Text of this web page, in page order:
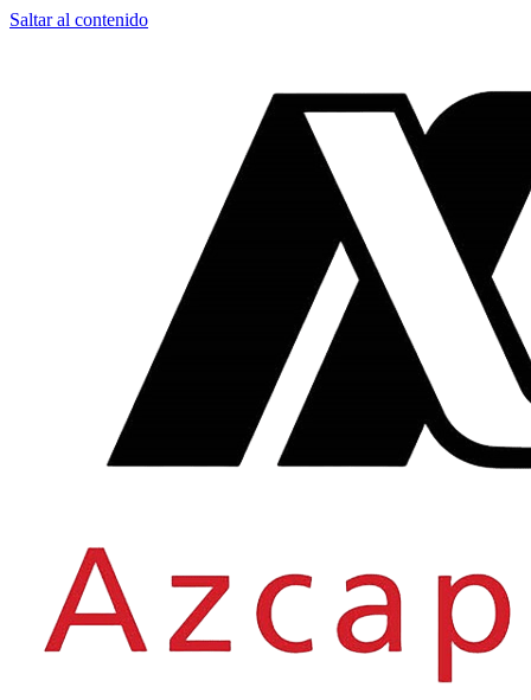
Saltar al contenido